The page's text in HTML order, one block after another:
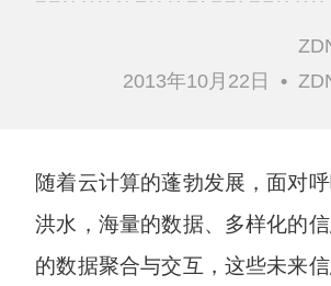
2013年10月22日
•
随着云计算的蓬勃发展，面对
洪水，海量的数据、多样化的
的数据聚合与交互，这些未来